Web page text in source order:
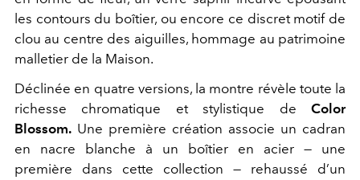
les contours du boîtier, ou encore ce discret motif de
clou au centre des aiguilles, hommage au patrimoine
malletier de la Maison.
Déclinée en quatre versions, la montre révèle toute la
richesse chromatique et stylistique de Color
Blossom. Une première création associe un cadran
en nacre blanche à un boîtier en acier — une
première dans cette collection — rehaussé d’un